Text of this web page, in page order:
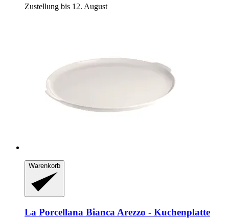
Zustellung bis 12. August
Warenkorb
La Porcellana Bianca Arezzo -​ Kuchenplatte